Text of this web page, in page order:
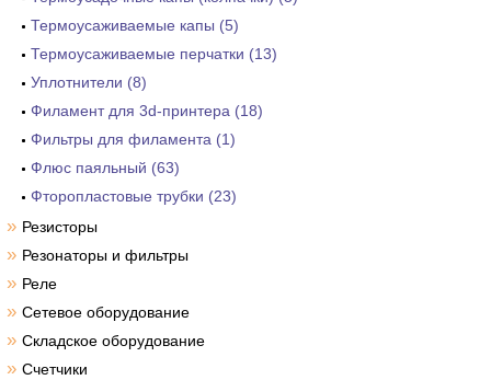
Термоусаживаемые капы (5)
Термоусаживаемые перчатки (13)
Уплотнители (8)
Филамент для 3d-принтера (18)
Фильтры для филамента (1)
Флюс паяльный (63)
Фторопластовые трубки (23)
» Резисторы
» Резонаторы и фильтры
» Реле
» Сетевое оборудование
» Складское оборудование
» Счетчики